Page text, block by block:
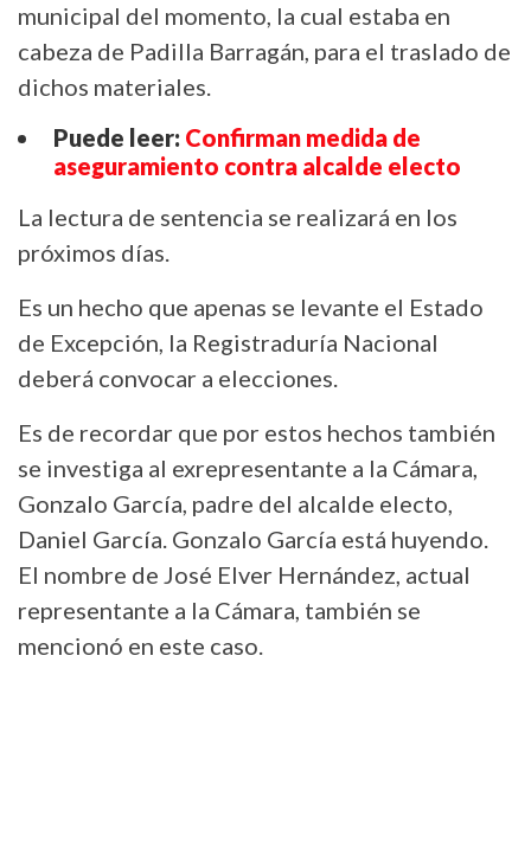
municipal del momento, la cual estaba en
cabeza de Padilla Barragán, para el traslado de
dichos materiales.
Puede leer: Confirman medida de
aseguramiento contra alcalde electo
La lectura de sentencia se realizará en los
próximos días.
Es un hecho que apenas se levante el Estado
de Excepción, la Registraduría Nacional
deberá convocar a elecciones.
Es de recordar que por estos hechos también
se investiga al exrepresentante a la Cámara,
Gonzalo García, padre del alcalde electo,
Daniel García. Gonzalo García está huyendo.
El nombre de José Elver Hernández, actual
representante a la Cámara, también se
mencionó en este caso.